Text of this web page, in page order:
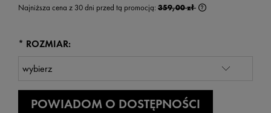
Najniższa cena z 30 dni przed tą promocją: 359,00 zł
* ROZMIAR:
POWIADOM O DOSTĘPNOŚCI